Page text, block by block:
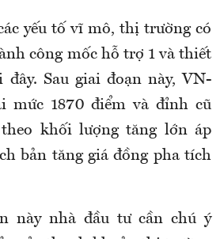
yếu tố vĩ mô, thị trường có
công mốc hỗ trợ 1 và thiết
Sau giai đoạn này, VN-
mức 1870 điểm và đỉnh cũ
khối lượng tăng lớn áp
bản tăng giá đồng pha tích
này nhà đầu tư cần chú ý